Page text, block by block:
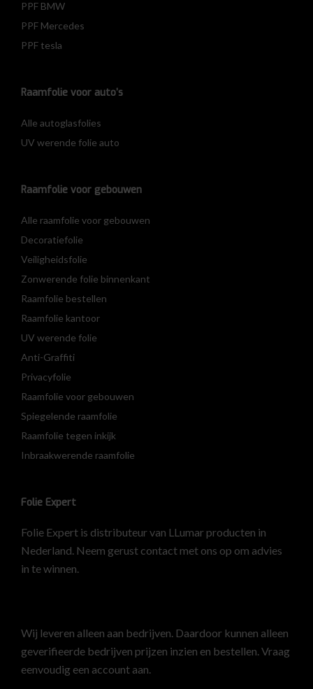
PPF BMW
PPF Mercedes
PPF tesla
Raamfolie voor auto’s
Alle autoglasfolies
UV werende folie auto
Raamfolie voor gebouwen
Alle raamfolie voor gebouwen
Decoratiefolie
Veiligheidsfolie
Zonwerende folie binnenkant
Raamfolie bestellen
Raamfolie kantoor
UV werende folie
Anti-Graffiti
Privacyfolie
Raamfolie voor gebouwen
Spiegelende raamfolie
Raamfolie tegen inkijk
Inbraakwerende raamfolie
Folie Expert
Folie Expert is distributeur van LLumar producten in
Nederland. Neem gerust contact met ons op om advies
in te winnen.
Wij leveren alleen aan bedrijven. Daardoor kunnen alleen
geverifieerde bedrijven prijzen inzien en bestellen.Vraag
eenvoudig een account aan.